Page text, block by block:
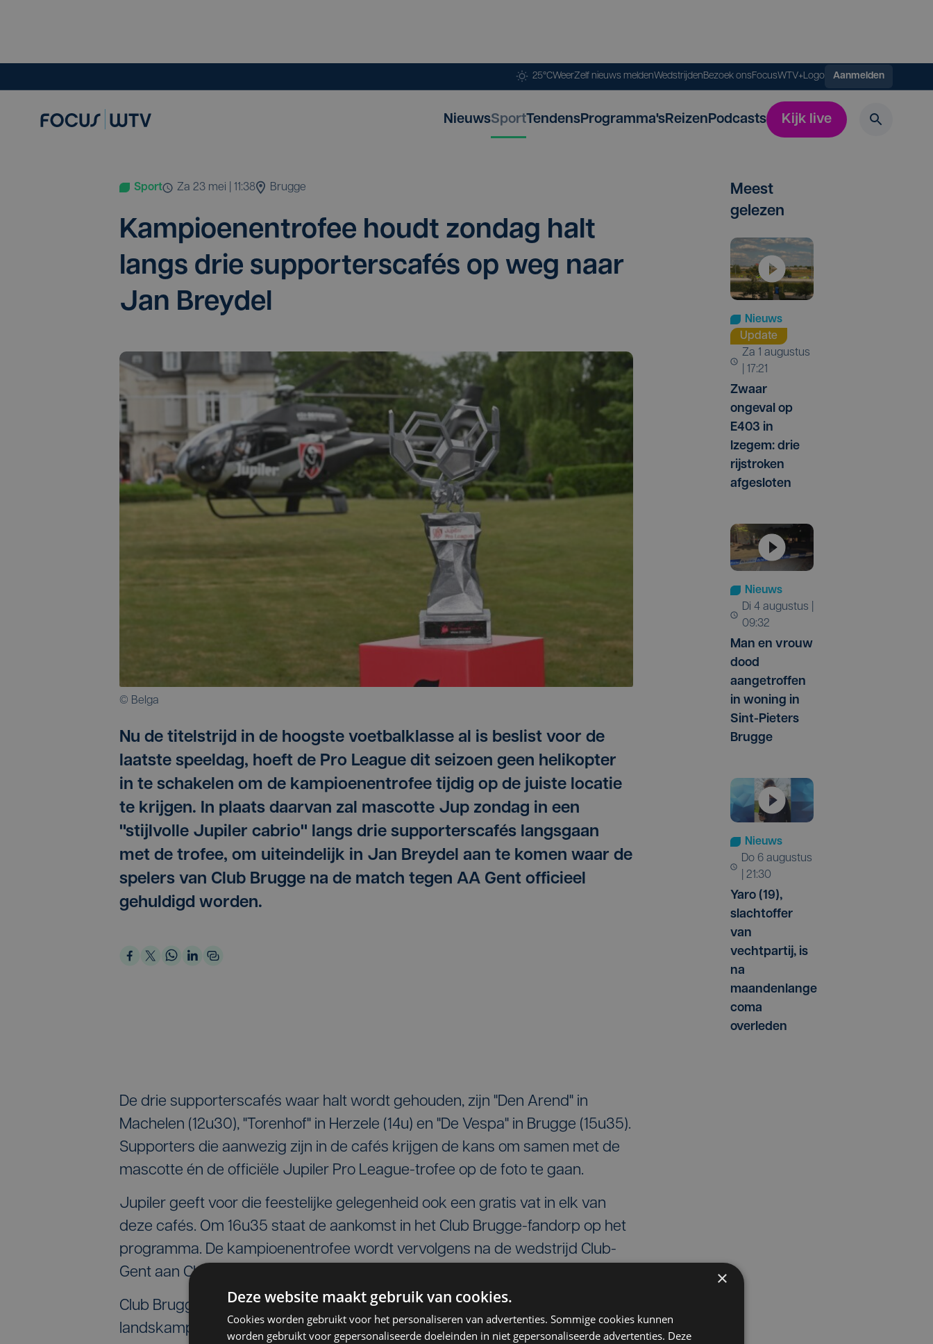
25°CWeerZelf nieuws meldenWedstrijdenBezoek onsFocusWTV+Logo Aanmelden
NieuwsSportTendensProgramma'sReizenPodcasts Kijk live
Sport za 23 mei | 11:38 Brugge
Kam­pi­oe­nen­tro­fee houdt zon­dag halt
langs drie sup­por­ters­ca­fés op weg naar
Jan Breydel
© Belga
Nu de titelstrijd in de hoogste voetbalklasse al is beslist voor de
laatste speeldag, hoeft de Pro League dit seizoen geen helikopter
in te schakelen om de kampioenentrofee tijdig op de juiste locatie
te krijgen. In plaats daarvan zal mascotte Jup zondag in een
"stijlvolle Jupiler cabrio" langs drie supporterscafés langsgaan
met de trofee, om uiteindelijk in Jan Breydel aan te komen waar de
spelers van Club Brugge na de match tegen AA Gent officieel
gehuldigd worden.
De drie supporterscafés waar halt wordt gehouden, zijn "Den Arend" in
Machelen (12u30), "Torenhof" in Herzele (14u) en "De Vespa" in Brugge (15u35).
Supporters die aanwezig zijn in de cafés krijgen de kans om samen met de
mascotte én de officiële Jupiler Pro League-trofee op de foto te gaan.
Jupiler geeft voor die feestelijke gelegenheid ook een gratis vat in elk van
deze cafés. Om 16u35 staat de aankomst in het Club Brugge-fandorp op het
programma. De kampioenentrofee wordt vervolgens na de wedstrijd Club-
Gent aan Club Brugge overhandigd in een traditionele podiumceremonie.
Club Brugge kroonde zich donderdagavond voor de twintigste keer tot
landskampioen na een 2-2-gelijkspel op het veld van KV Mechelen.
Meest
gelezen
Nieuws
Update
za 1 augustus
| 17:21
Zwaar
ongeval op
E403 in
Izegem: drie
rijstroken
afgesloten
Nieuws
di 4 augustus |
09:32
Man en vrouw
dood
aangetroffen
in woning in
Sint-Pieters
Brugge
Nieuws
do 6 augustus
| 21:30
Yaro (19),
slachtoffer
van
vechtpartij, is
na
maandenlange
coma
overleden
×
Deze website maakt gebruik van cookies.
Cookies worden gebruikt voor het personaliseren van advertenties. Sommige cookies kunnen
worden gebruikt voor gepersonaliseerde doeleinden in niet gepersonaliseerde advertenties. Deze